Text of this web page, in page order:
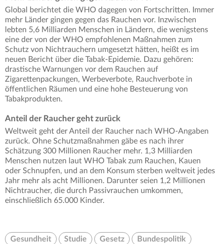
Global berichtet die WHO dagegen von Fortschritten. Immer
mehr Länder gingen gegen das Rauchen vor. Inzwischen
lebten 5,6 Milliarden Menschen in Ländern, die wenigstens
eine der von der WHO empfohlenen Maßnahmen zum
Schutz von Nichtrauchern umgesetzt hätten, heißt es im
neuen Bericht über die Tabak-Epidemie. Dazu gehören:
drastische Warnungen vor dem Rauchen auf
Zigarettenpackungen, Werbeverbote, Rauchverbote in
öffentlichen Räumen und eine hohe Besteuerung von
Tabakprodukten.
Anteil der Raucher geht zurück
Weltweit geht der Anteil der Raucher nach WHO-Angaben
zurück. Ohne Schutzmaßnahmen gäbe es nach ihrer
Schätzung 300 Millionen Raucher mehr. 1,3 Milliarden
Menschen nutzen laut WHO Tabak zum Rauchen, Kauen
oder Schnupfen, und an dem Konsum sterben weltweit jedes
Jahr mehr als acht Millionen. Darunter seien 1,2 Millionen
Nichtraucher, die durch Passivrauchen umkommen,
einschließlich 65.000 Kinder.
Gesundheit Studie Gesetz Bundespolitik